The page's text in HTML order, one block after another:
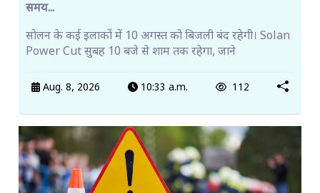
समय...
सोलन के कई इलाकों में 10 अगस्त को बिजली बंद रहेगी। Solan
Power Cut सुबह 10 बजे से शाम तक रहेगा, जाने
Aug. 8, 2026 10:33 a.m. 112